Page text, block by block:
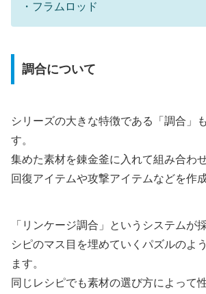
・フラムロッド
調合について
シリーズの大きな特徴である「調合」
す。
集めた素材を錬金釜に入れて組み合わ
回復アイテムや攻撃アイテムなどを作
「リンケージ調合」というシステムが
シピのマス目を埋めていくパズルのよ
ます。
同じレシピでも素材の選び方によって